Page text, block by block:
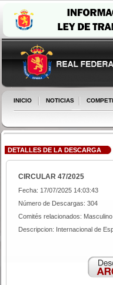
INICIO NOTICIAS
DETALLES DE LA DESCARGA
CIRCULAR 47/2025
Fecha: 17/07/2025 14:03:43
Número de Descargas: 304
Comités relacionados: Masculino
Descripcion: Internacional de